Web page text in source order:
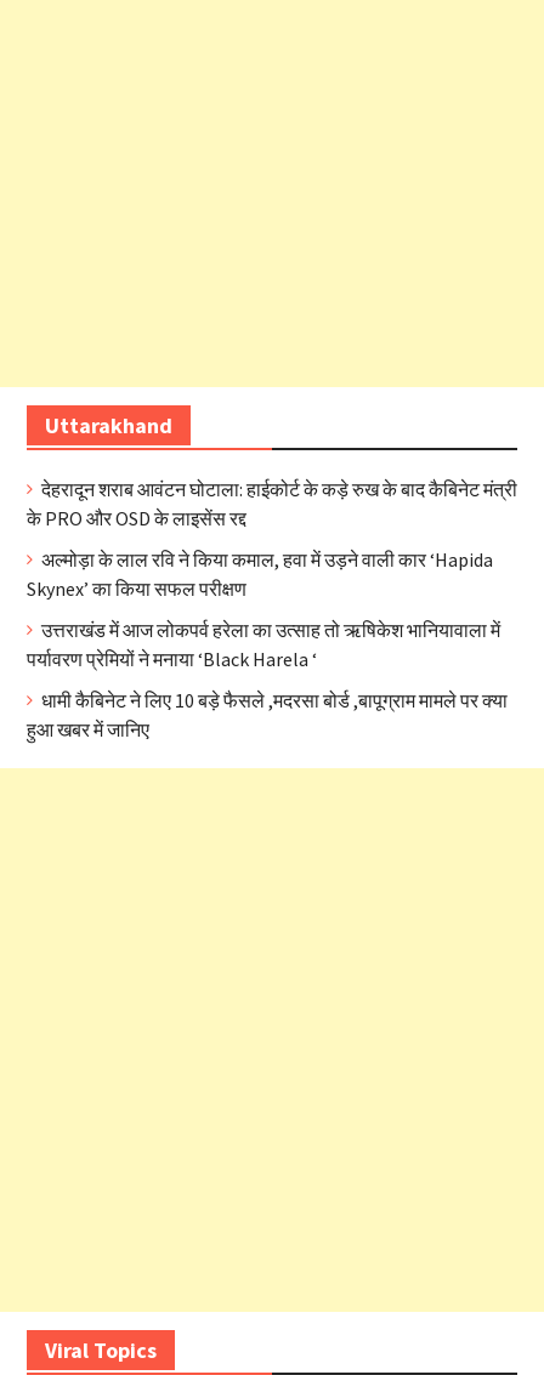
Uttarakhand
देहरादून शराब आवंटन घोटाला: हाईकोर्ट के कड़े रुख के बाद कैबिनेट मंत्री
के PRO और OSD के लाइसेंस रद्द
अल्मोड़ा के लाल रवि ने किया कमाल, हवा में उड़ने वाली कार ‘Hapida
Skynex’ का किया सफल परीक्षण
उत्तराखंड में आज लोकपर्व हरेला का उत्साह तो ऋषिकेश भानियावाला में
पर्यावरण प्रेमियों ने मनाया ‘Black Harela ‘
धामी कैबिनेट ने लिए 10 बड़े फैसले ,मदरसा बोर्ड ,बापूग्राम मामले पर क्या
हुआ खबर में जानिए
Viral Topics